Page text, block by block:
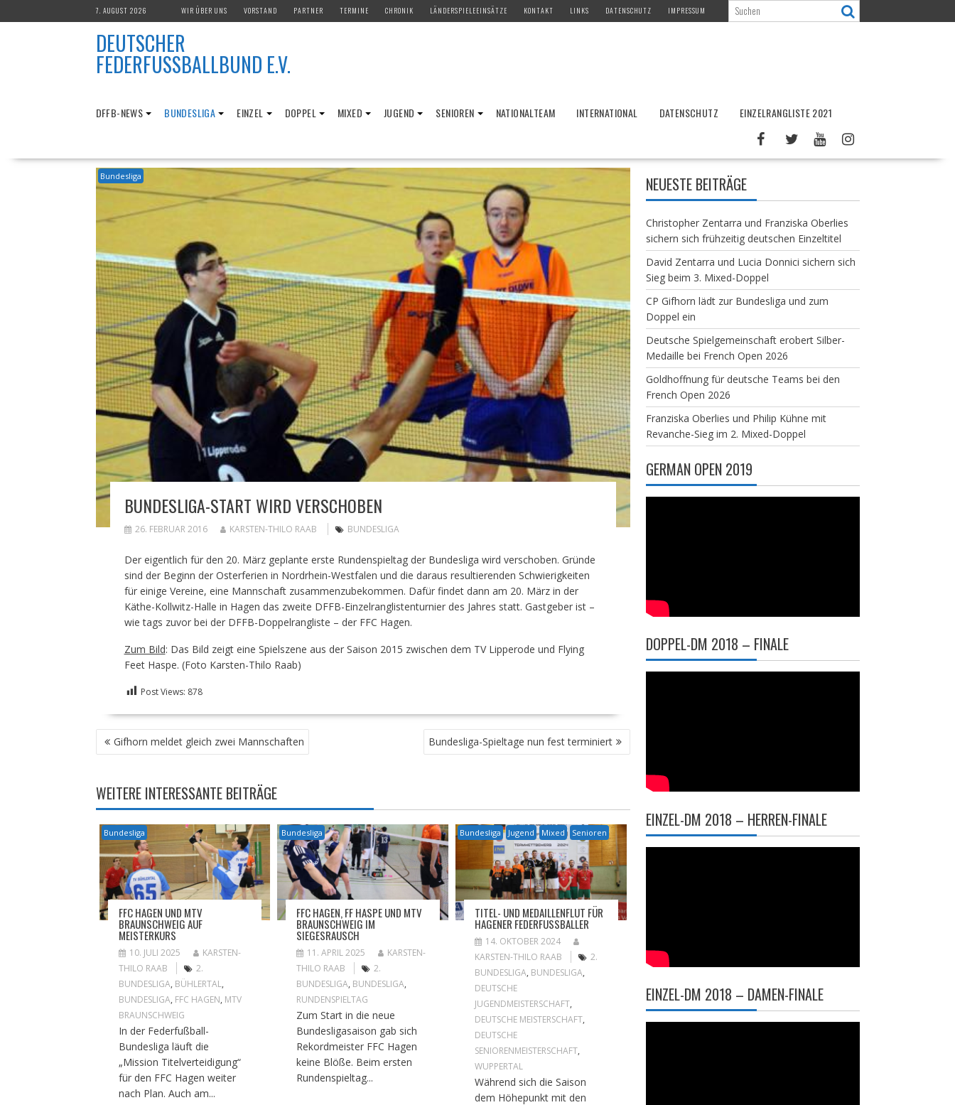
to
7. AUGUST 2026 WIR ÜBER UNS VORSTAND PARTNER TERMINE CHRONIK LÄNDERSPIELEEINSÄTZE KONTAKT LINKS DATENSCHUTZ IMPRESSUM
DEUTSCHER
FEDERFUSSBALLBUND E.V.
DFFB-NEWS BUNDESLIGA EINZEL DOPPEL MIXED JUGEND SENIOREN NATIONALTEAM INTERNATIONAL DATENSCHUTZ EINZELRANGLISTE 2021
Bundesliga
BUNDESLIGA-START WIRD VERSCHOBEN
26. FEBRUAR 2016 KARSTEN-THILO RAAB BUNDESLIGA
Der eigentlich für den 20. März geplante erste Rundenspieltag der Bundesliga wird verschoben. Gründe
sind der Beginn der Osterferien in Nordrhein-Westfalen und die daraus resultierenden Schwierigkeiten
für einige Vereine, eine Mannschaft zusammenzubekommen. Dafür findet dann am 20. März in der
Käthe-Kollwitz-Halle in Hagen das zweite DFFB-Einzelranglistenturnier des Jahres statt. Gastgeber ist –
wie tags zuvor bei der DFFB-Doppelrangliste – der FFC Hagen.
Zum Bild: Das Bild zeigt eine Spielszene aus der Saison 2015 zwischen dem TV Lipperode und Flying
Feet Haspe. (Foto Karsten-Thilo Raab)
Post Views: 878
BEITRAGSNAVIGATION
Gifhorn meldet gleich zwei Mannschaften Bundesliga-Spieltage nun fest terminiert
WEITERE INTERESSANTE BEITRÄGE
Bundesliga
FFC HAGEN UND MTV
BRAUNSCHWEIG AUF
MEISTERKURS
10. JULI 2025
KARSTEN-
THILO RAAB
2.
BUNDESLIGA, BÜHLERTAL,
BUNDESLIGA, FFC HAGEN, MTV
BRAUNSCHWEIG
In der Federfußball-
Bundesliga läuft die
„Mission Titelverteidigung“
für den FFC Hagen weiter
nach Plan. Auch am...
Bundesliga
FFC HAGEN, FF HASPE UND MTV
BRAUNSCHWEIG IM
SIEGESRAUSCH
11. APRIL 2025
KARSTEN-
THILO RAAB
2.
BUNDESLIGA, BUNDESLIGA,
RUNDENSPIELTAG
Zum Start in die neue
Bundesligasaison gab sich
Rekordmeister FFC Hagen
keine Blöße. Beim ersten
Rundenspieltag...
Bundesliga Jugend Mixed Senioren
TITEL- UND MEDAILLENFLUT FÜR
HAGENER FEDERFUSSBALLER
14. OKTOBER 2024
KARSTEN-THILO RAAB
2.
BUNDESLIGA, BUNDESLIGA,
DEUTSCHE
JUGENDMEISTERSCHAFT,
DEUTSCHE MEISTERSCHAFT,
DEUTSCHE
SENIORENMEISTERSCHAFT,
WUPPERTAL
Während sich die Saison
dem Höhepunkt mit den
NEUESTE BEITRÄGE
Christopher Zentarra und Franziska Oberlies
sichern sich frühzeitig deutschen Einzeltitel
David Zentarra und Lucia Donnici sichern sich
Sieg beim 3. Mixed-Doppel
CP Gifhorn lädt zur Bundesliga und zum
Doppel ein
Deutsche Spielgemeinschaft erobert Silber-
Medaille bei French Open 2026
Goldhoffnung für deutsche Teams bei den
French Open 2026
Franziska Oberlies und Philip Kühne mit
Revanche-Sieg im 2. Mixed-Doppel
GERMAN OPEN 2019
DOPPEL-DM 2018 – FINALE
EINZEL-DM 2018 – HERREN-FINALE
EINZEL-DM 2018 – DAMEN-FINALE